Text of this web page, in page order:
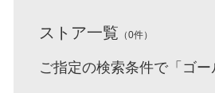
ストア一覧 （0件）
ご指定の検索条件で「ゴ